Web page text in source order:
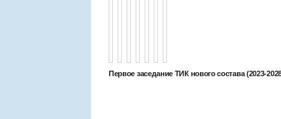
Первое заседание ТИК нового состава (2023-